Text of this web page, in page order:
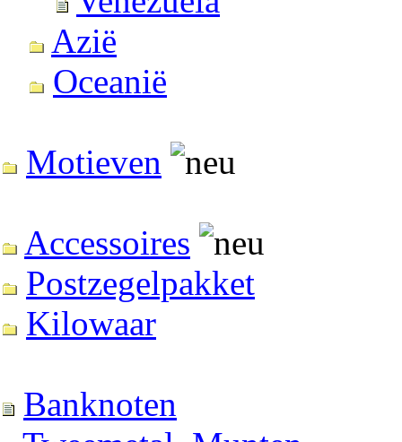
Azië
Oceanië
Motieven
Accessoires
Postzegelpakket
Kilowaar
Banknoten